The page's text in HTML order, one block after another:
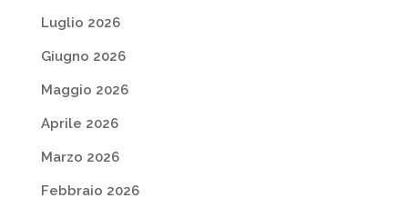
Luglio 2026
Giugno 2026
Maggio 2026
Aprile 2026
Marzo 2026
Febbraio 2026